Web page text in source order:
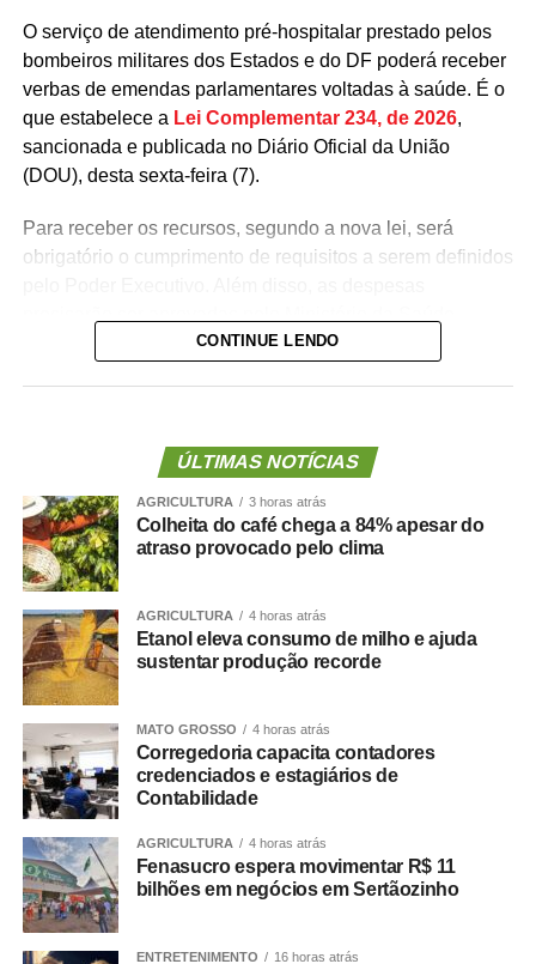
O serviço de atendimento pré-hospitalar prestado pelos
bombeiros militares dos Estados e do DF poderá receber
verbas de emendas parlamentares voltadas à saúde. É o
que estabelece a Lei Complementar 234, de 2026,
sancionada e publicada no Diário Oficial da União
(DOU), desta sexta-feira (7).
Para receber os recursos, segundo a nova lei, será
obrigatório o cumprimento de requisitos a serem definidos
A lei proíbe o uso dessas emendas para pagamento de
não seja relativo ao atendimento pré-hospitalar.
Com origem noProjeto de Lei Complementar (PLP)
18/2021, de autoria do deputado Guilherme Derrite (PP-
SP), a matéria foi
aprovada no Senado em julho
ano, com parecer favorável do senador Nelsinho Trad
(PSD-MS).
Agência Senado (Reprodução autorizada mediante
citação da Agência Senado)
Fonte:Agência Senado
COMENTE ABAIXO:
CONTINUE LENDO
ÚLTIMAS NOTÍCIAS
AGRICULTURA 3 horas atrás
Colheita do café chega a 84% apesar do
atraso provocado pelo clima
AGRICULTURA 4 horas atrás
Etanol eleva consumo de milho e ajuda
sustentar produção recorde
MATO GROSSO 4 horas atrás
Corregedoria capacita contadores
credenciados e estagiários de
Contabilidade
AGRICULTURA 4 horas atrás
Fenasucro espera movimentar R$ 11
bilhões em negócios em Sertãozinho
ENTRETENIMENTO 16 horas atrás